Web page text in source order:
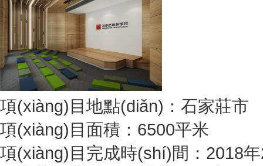
項(xiàng)目地點(diǎn)：石家莊市
項(xiàng)目面積：6500平米
項(xiàng)目完成時(shí)間：2018